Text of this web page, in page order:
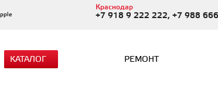
Краснодар
+7 918 9 222 222, +7 988
КАТАЛОГ РЕМОНТ